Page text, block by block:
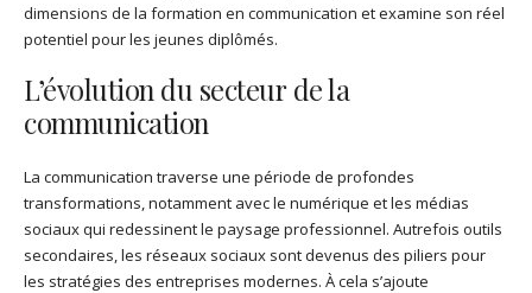
dimensions de la formation en communication et examine son réel
potentiel pour les jeunes diplômés.
L’évolution du secteur de la
communication
La communication traverse une période de profondes
transformations, notamment avec le numérique et les médias
sociaux qui redessinent le paysage professionnel. Autrefois outils
secondaires, les réseaux sociaux sont devenus des piliers pour
les stratégies des entreprises modernes. À cela s’ajoute